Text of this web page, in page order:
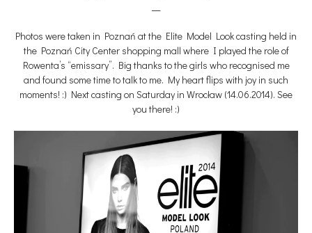
Photos were taken in Poznań at the Elite Model Look casting held in
the Poznań City Center shopping mall where I played the role of
Rowenta’s “emissary”. Big thanks to the girls who recognised me
and found some time to talk to me. My heart flips with joy in such
moments! :) Next casting on Saturday in Wrocław (14.06.2014). See
you there! :)